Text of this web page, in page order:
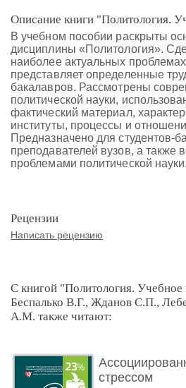
Описание книги "Политология.
В учебном пособии раскрыты
дисциплины «Политология».
наиболее актуальных
представляет определенные
бакалавров. Рассмотрены
политической науки,
фактический материал,
институты, процессы и
Предназначено для студентов-
преподавателей вузов, а также
проблемами политической науки.
Рецензии
Написать рецензию
С книгой "Политология. Учебное
Беспалько В.Г., Жданов С.П.,
А.М. также читают:
стрессом